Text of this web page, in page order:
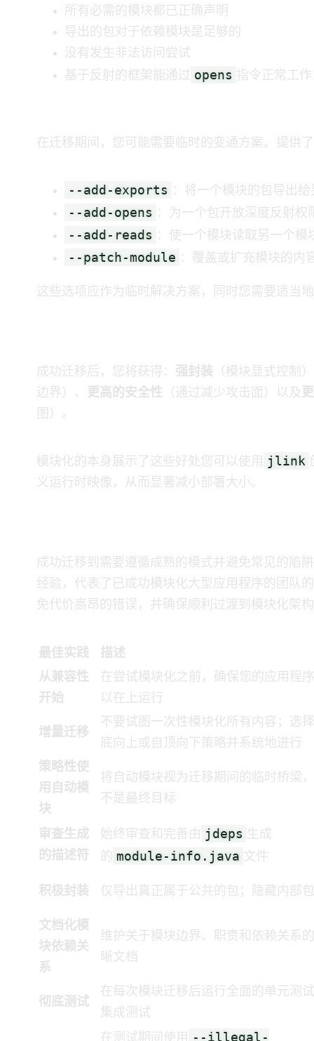
所有必需的模块都已正确声明
导出的包对于依赖模块是足够的
没有发生非法访问尝试
基于反射的框架能通过 opens 指令正常工作
在迁移期间，您可能需要临时的变通方案。Java提供
--add-exports ：将一个模块的包导出
--add-opens ：为一个包开放深度反射权
--add-reads ：使一个模块读取另一个模
--patch-module ：覆盖或扩充模块的内
这些选项应作为临时解决方案，同时您需要适当
成功迁移后，您将获得： 强封装 （模块显式控制API
边界）、
更高的安全性 （通过减少攻击面）以及
图）。
模块化的JDK本身展示了这些好处——您可以使用 jlink
义运行时映像，从而显著减小部署大小。
成功迁移到JPMS需要遵循成熟的模式并避免常见的
经验，代表了已成功模块化大型Java应用程序的团
免代价高昂的错误，并确保顺利过渡到模块化架
最佳实践
描述
从 Java 9+ 兼容性
开始
在尝试模块化之前，确保您的应用程
以在 Java 9+ 上运行
增量迁移
不要试图一次性模块化所有内容；选
底向上或自顶向下策略并系统地进行
策略性使
用自动模
块
将自动模块视为迁移期间的临时桥梁
不是最终目标
审查生成
的描述符
始终审查和完善由 jdeps 生成
的 module-info.java 文件
积极封装 仅导出真正属于公共API的包；隐藏内部包
文档化模
块依赖关
系
维护关于模块边界、职责和依赖关系
晰文档
彻底测试
在每次模块迁移后运行全面的单元测
集成测试
--illegal-